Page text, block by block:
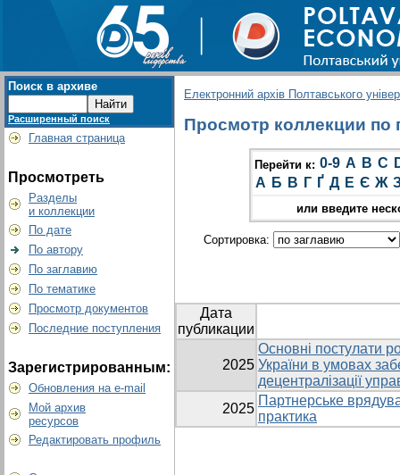
Поиск в архиве
Расширенный поиск
Главная страница
Просмотреть
Разделы
и коллекции
По дате
По автору
По заглавию
По тематике
Просмотр документов
Последние поступления
Зарегистрированным:
Обновления на e-mail
Мой архив
ресурсов
Редактировать профиль
Електронний архів Полтавського
Просмотр коллекции по
Перейти к: 0-9 A B C
А Б В Г Ґ Д Е Є Ж
или введите
Сортировка:
Дата
публикации
2025
Основні постулати
України в умовах
децентралізації
2025
Партнерське
практика